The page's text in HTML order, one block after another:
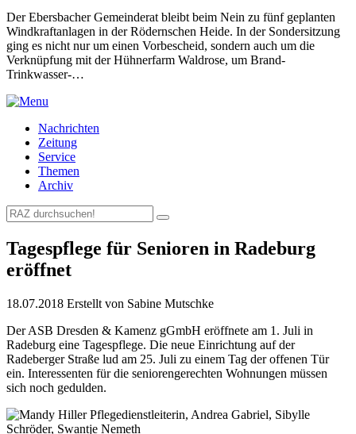
Der Ebersbacher Gemeinderat bleibt beim Nein zu fünf geplanten
Windkraftanlagen in der Rödernschen Heide. In der Sondersitzung
ging es nicht nur um einen Vorbescheid, sondern auch um die
Verknüpfung mit der Hühnerfarm Waldrose, um Brand-
Trinkwasser-…
Nachrichten
Zeitung
Service
Themen
Archiv
Tagespflege für Senioren in Radeburg
eröffnet
18.07.2018 Erstellt von Sabine Mutschke
Der ASB Dresden & Kamenz gGmbH eröffnete am 1. Juli in
Radeburg eine Tagespflege. Die neue Einrichtung auf der
Radeberger Straße lud am 25. Juli zu einem Tag der offenen Tür
ein. Interessenten für die seniorengerechten Wohnungen müssen
sich noch gedulden.